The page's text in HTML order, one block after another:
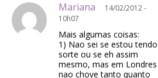
Mariana
14/02/2012 -
10h07
Mais algumas coisas:
1) Nao sei se estou tendo
sorte ou se eh assim
mesmo, mas em Londres
nao chove tanto quanto